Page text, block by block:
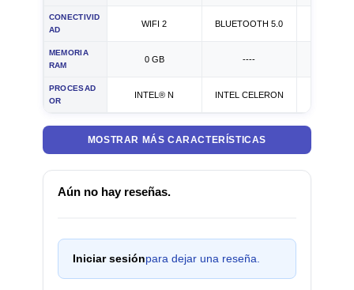
CONECTIVID
AD
WIFI 2 BLUETOOTH 5.0
MEMORIA
RAM
0 GB ----
PROCESAD
OR
INTEL® N INTEL CELERON
MOSTRAR MÁS CARACTERÍSTICAS
Aún no hay reseñas.
Iniciar sesiónpara dejar una reseña.